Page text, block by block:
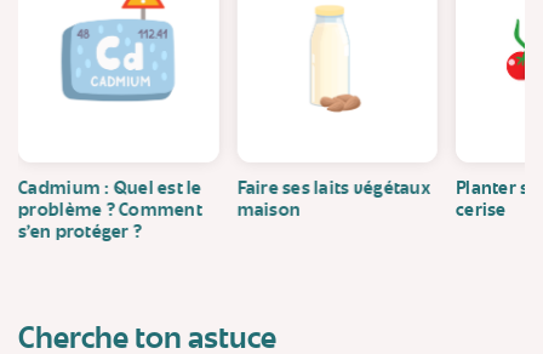
Cadmium : Quel est le
problème ? Comment
s’en protéger ?
Faire ses laits végétaux
maison
Planter
cerise
Cherche ton astuce